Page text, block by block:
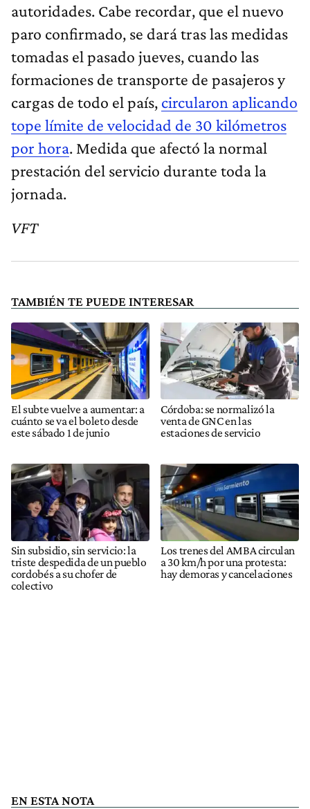
autoridades. Cabe recordar, que el nuevo
paro confirmado, se dará tras las medidas
tomadas el pasado jueves, cuando las
formaciones de transporte de pasajeros y
cargas de todo el país, circularon aplicando
tope límite de velocidad de 30 kilómetros
por hora. Medida que afectó la normal
prestación del servicio durante toda la
jornada.
VFT
TAMBIÉN TE PUEDE INTERESAR
El subte vuelve a aumentar: a
cuánto se va el boleto desde
este sábado 1 de junio
Córdoba: se normalizó la
venta de GNC en las
estaciones de servicio
Sin subsidio, sin servicio: la
triste despedida de un pueblo
cordobés a su chofer de
colectivo
Los trenes del AMBA circulan
a 30 km/h por una protesta:
hay demoras y cancelaciones
EN ESTA NOTA